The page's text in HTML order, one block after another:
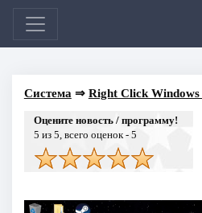
Система ⇒ Right Click Windows
Оцените новость / программу!
5 из 5, всего оценок - 5